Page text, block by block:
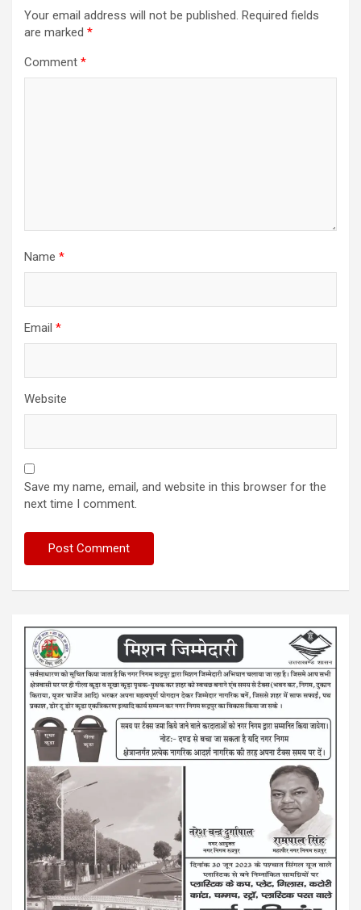
Your email address will not be published. Required fields
are marked *
Comment *
Name *
Email *
Website
Save my name, email, and website in this browser for the
next time I comment.